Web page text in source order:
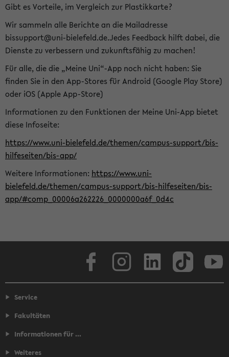
Gibt es Vorteile, im Vergleich zur Plastikkarte?
Wir sammeln alle Berichte an die Mailadresse
bissupport@uni-bielefeld.de.Jedes Feedback hilft dabei, die
Dienste zu verbessern und zukunftsfähig zu machen!
Für alle, die die „Meine Uni“-App noch nicht haben: Sie
finden Sie in den App-Stores für Android (Google Play Store)
oder iOS (Apple App-Store)
Informationen zu den Funktionen der Meine Uni-App bietet
diese Infoseite:
https://www.uni-bielefeld.de/themen/campus-support/bis-
hilfeseiten/bis-app/
Weitere Informationen: https://www.uni-
bielefeld.de/themen/campus-support/bis-hilfeseiten/bis-
app/#comp_00006a262226_0000000a6f_0d4c
Service
Fakultäten
Informationen für ...
Weiteres